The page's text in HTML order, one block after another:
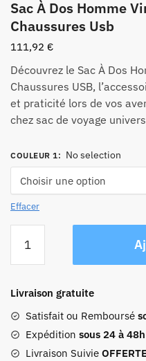
Sac À Dos Homme
Chaussures Usb
111,92 €
Découvrez le Sac À Dos
Chaussures USB,
et praticité lors de vos
chez sac de voyage
COULEUR 1: No selection
Effacer
Sac
Dos
Homme
Vintage
Compartiment
Livraison gratuite
Satisfait ou Remboursé
Expédition sous 24 à 48h
Livraison Suivie